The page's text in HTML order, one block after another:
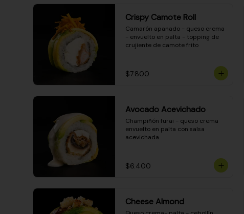
Crispy Camote Roll
Camarón apanado - queso crema
- envuelto en palta - topping de
crujiente de camote frito
$7.800
Avocado Acevichado
Champiñón furai - queso crema
envuelto en palta con salsa
acevichada
$6.400
Cheese Almond